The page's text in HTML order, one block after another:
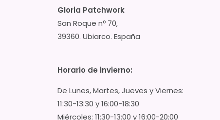
Gloria Patchwork
San Roque nº 70,
39360. Ubiarco. España
Horario de invierno:
De Lunes, Martes, Jueves y Viernes:
11:30-13:30 y 16:00-18:30
Miércoles: 11:30-13:00 y 16:00-20:00